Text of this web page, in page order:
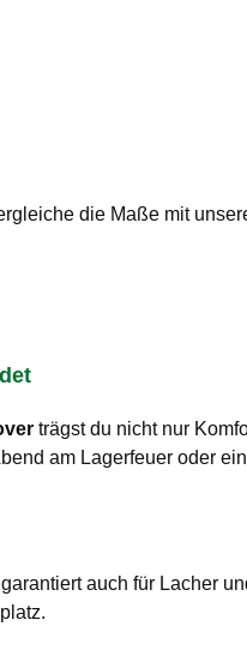
die Maße mit
trägst du nicht nur
am Lagerfeuer oder
auch für Lacher